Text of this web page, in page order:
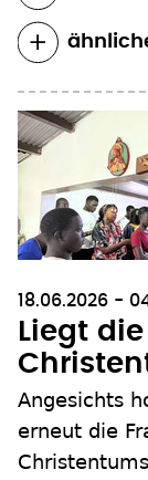
18.06.2026 -
Liegt
Angesichts
erneut die